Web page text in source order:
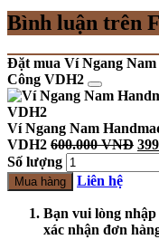
Bình luận trên
Đặt mua Ví Ngang
Công VDH2
Ví Ngang Nam
VDH2 600.000VNĐ
Số lượng
Mua hàng Liên hệ
Bạn vui lòng nhập
xác nhận đơn